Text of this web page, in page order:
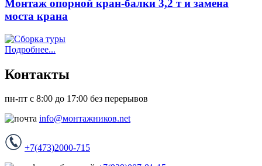
Монтаж опорной кран-балки 3,2 т и замена
моста крана
Подробнее...
Контакты
пн-пт с 8:00 до 17:00 без перерывов
info@монтажников.net
+7(473)2000-715